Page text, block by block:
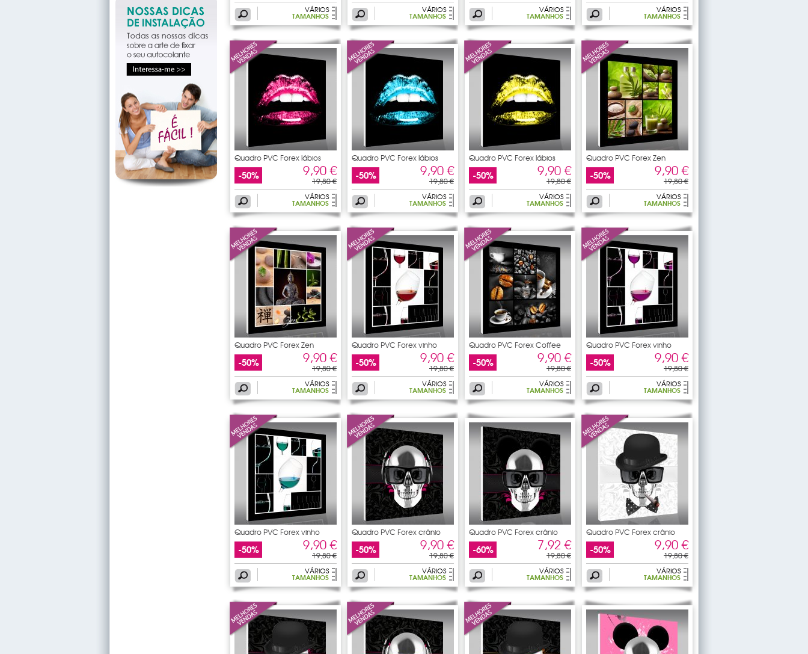
VÁRIOS
TAMANHOS
VÁRIOS
TAMANHOS
VÁRIOS
TAMANHOS
VÁRIOS
TAMANHOS
Quadro PVC Forex lábios
-50% 9,90 €
19,80 €
VÁRIOS
TAMANHOS
Quadro PVC Forex lábios
-50% 9,90 €
19,80 €
VÁRIOS
TAMANHOS
Quadro PVC Forex lábios
-50% 9,90 €
19,80 €
VÁRIOS
TAMANHOS
Quadro PVC Forex Zen
-50% 9,90 €
19,80 €
VÁRIOS
TAMANHOS
Quadro PVC Forex Zen
-50% 9,90 €
19,80 €
VÁRIOS
TAMANHOS
Quadro PVC Forex vinho
-50% 9,90 €
19,80 €
VÁRIOS
TAMANHOS
Quadro PVC Forex Coffee
-50% 9,90 €
19,80 €
VÁRIOS
TAMANHOS
Quadro PVC Forex vinho
-50% 9,90 €
19,80 €
VÁRIOS
TAMANHOS
Quadro PVC Forex vinho
-50% 9,90 €
19,80 €
VÁRIOS
TAMANHOS
Quadro PVC Forex crânio
-50% 9,90 €
19,80 €
VÁRIOS
TAMANHOS
Quadro PVC Forex crânio
-60% 7,92 €
19,80 €
VÁRIOS
TAMANHOS
Quadro PVC Forex crânio
-50% 9,90 €
19,80 €
VÁRIOS
TAMANHOS